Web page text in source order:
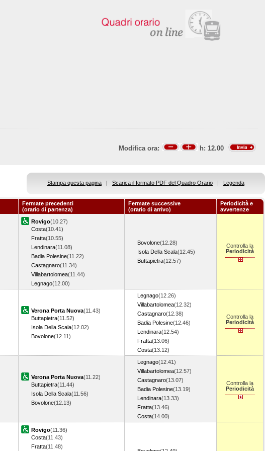
Modifica ora: h: 12.00
Stampa questa pagina | Scarica il formato PDF del Quadro Orario | Legenda
Fermate precedenti
(orario di partenza)
Fermate successive
(orario di arrivo)
Periodicità e
avvertenze
Rovigo(10.27)
Costa(10.41)
Fratta(10.55)
Lendinara(11.08)
Badia Polesine(11.22)
Castagnaro(11.34)
Villabartolomea(11.44)
Legnago(12.00)
Bovolone(12.28)
Isola Della Scala(12.45)
Buttapietra(12.57)
Controlla la
Periodicità
Verona Porta Nuova(11.43)
Buttapietra(11.52)
Isola Della Scala(12.02)
Bovolone(12.11)
Legnago(12.26)
Villabartolomea(12.32)
Castagnaro(12.38)
Badia Polesine(12.46)
Lendinara(12.54)
Fratta(13.06)
Costa(13.12)
Controlla la
Periodicità
Verona Porta Nuova(11.22)
Buttapietra(11.44)
Isola Della Scala(11.56)
Bovolone(12.13)
Legnago(12.41)
Villabartolomea(12.57)
Castagnaro(13.07)
Badia Polesine(13.19)
Lendinara(13.33)
Fratta(13.46)
Costa(14.00)
Controlla la
Periodicità
Rovigo(11.36)
Costa(11.43)
Fratta(11.48)